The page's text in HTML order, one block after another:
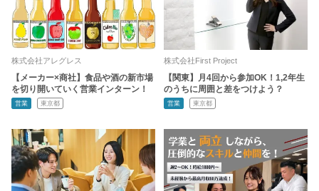
株式会社アレグレス
【メーカー×商社】食品や酒の新市場
を切り開いていく営業インターン！
営業 東京都
株式会社First Project
【関東】月4回から参加OK！1,2年生
のうちに周囲と差をつけよう？
営業 東京都